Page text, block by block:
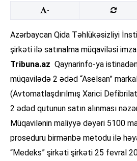
-
Azərbaycan Qida Təhlükəsizliyi
şirkəti ilə satınalma müqaviləsi
Tribuna.az Qaynarinfo-ya
müqavilədə 2 ədəd “Aselsan”
(Avtomatlaşdırılmış Xarici
2 ədəd qutunun satın alınması
Müqavilənin maliyyə dəyəri 5100
proseduru birmənbə metodu ilə
“Medeks” şirkəti şirkəti 25 fevral